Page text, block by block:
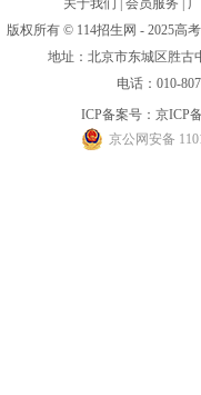
关于我们 会员服务
版权所有 © 114招生网 - 2025高
地址：北京市东城区胜
电话：010-
ICP备案号： 京ICP
京公网安备